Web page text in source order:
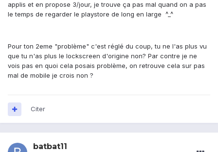
applis et en propose 3/jour, je trouve ça pas mal quand on a pas
le temps de regarder le playstore de long en large ^_^
Pour ton 2eme "problème" c'est réglé du coup, tu ne l'as plus vu
que tu n'as plus le lockscreen d'origine non? Par contre je ne
vois pas en quoi cela posais problème, on retrouve cela sur pas
mal de mobile je crois non ?
Citer
batbat11